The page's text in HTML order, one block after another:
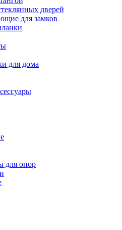
дверей
для замков
для дома
для опор